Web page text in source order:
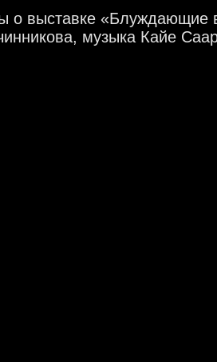
о выставке «Блуждающие
музыка Кайе